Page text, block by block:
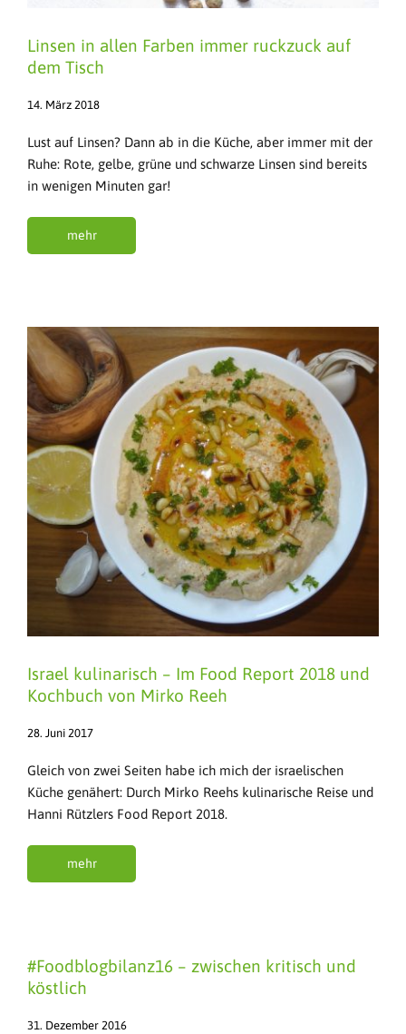
Linsen in allen Farben immer ruckzuck auf
dem Tisch
14. März 2018
Lust auf Linsen? Dann ab in die Küche, aber immer mit der
Ruhe: Rote, gelbe, grüne und schwarze Linsen sind bereits
in wenigen Minuten gar!
mehr
Israel kulinarisch – Im Food Report 2018 und
Kochbuch von Mirko Reeh
28. Juni 2017
Gleich von zwei Seiten habe ich mich der israelischen
Küche genähert: Durch Mirko Reehs kulinarische Reise und
Hanni Rützlers Food Report 2018.
mehr
#Foodblogbilanz16 – zwischen kritisch und
köstlich
31. Dezember 2016